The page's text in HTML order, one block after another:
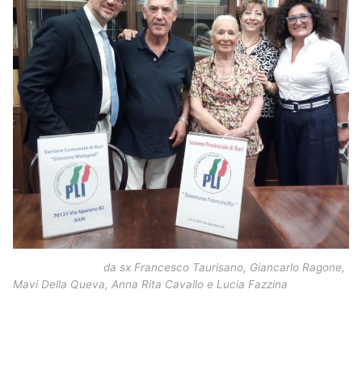
da sx Francesco Taurisano, Giancarlo Ragone,
Mavi Della Queva, Anna Rita Cavallo e Lucia Fazzina